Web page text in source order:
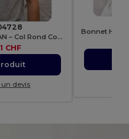
T-Shirt Unisexe TITAN – Col Rond Confortable
CHF
devis